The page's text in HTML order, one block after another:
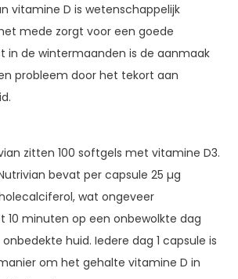
vitamine D is wetenschappelijk
mede zorgt voor een goede
in de wintermaanden is de aanmaak
probleem door het tekort aan
zitten 100 softgels met vitamine D3.
bevat per capsule 25 µg
wat ongeveer
10 minuten op een onbewolkte dag
huid. Iedere dag 1 capsule is
om het gehalte vitamine D in